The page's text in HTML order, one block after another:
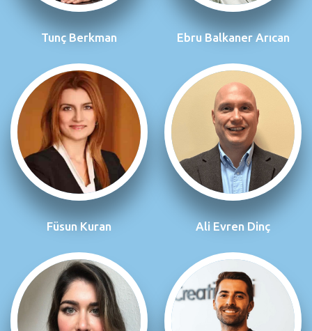
Tunç Berkman Ebru Balkaner Arıcan
Füsun Kuran Ali Evren Dinç